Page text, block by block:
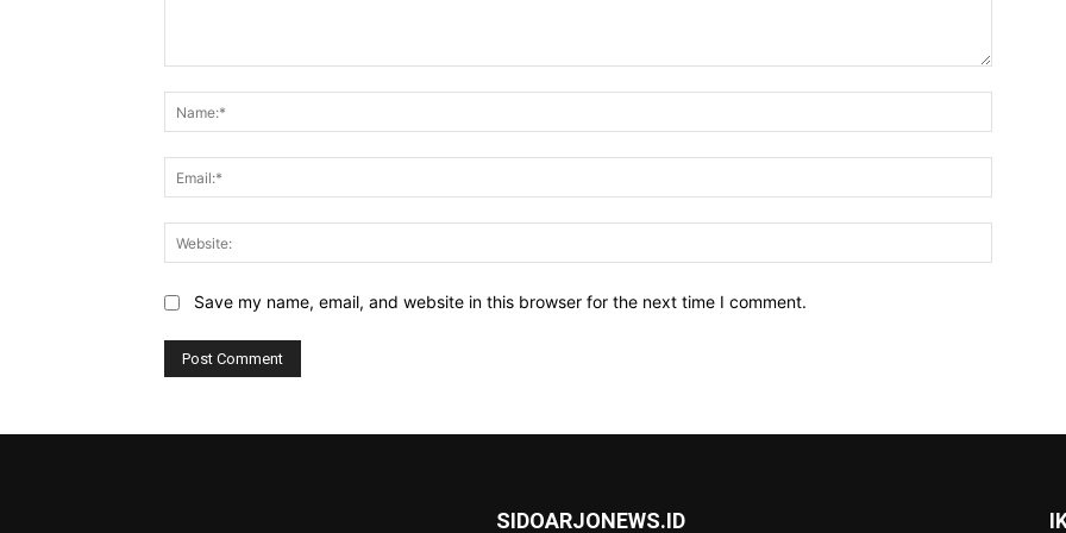
Save my name, email, and website in this browser for the next time I comment.
SIDOARJONEWS.ID